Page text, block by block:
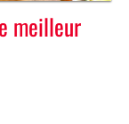
meilleur